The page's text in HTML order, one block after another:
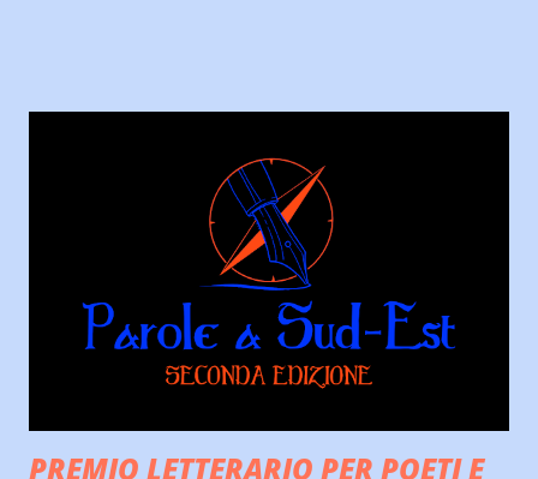
profondità le sue esperienze d’amore, tra momenti
esilaranti e difficoltà inaspettate. In una Palermo ancora
restia ai cambiamenti, trova il grande amore della sua vita
❤️, una relazione che dura da oltre 30 anni. Tra amicizie,
perdite e risate, questo romanzo offre uno sguardo
sincero e commovente sull’amore e sulle relazioni umane.
📍 Dove leggerlo: Disponibile su...
PREMIO LETTERARIO PER POETI E